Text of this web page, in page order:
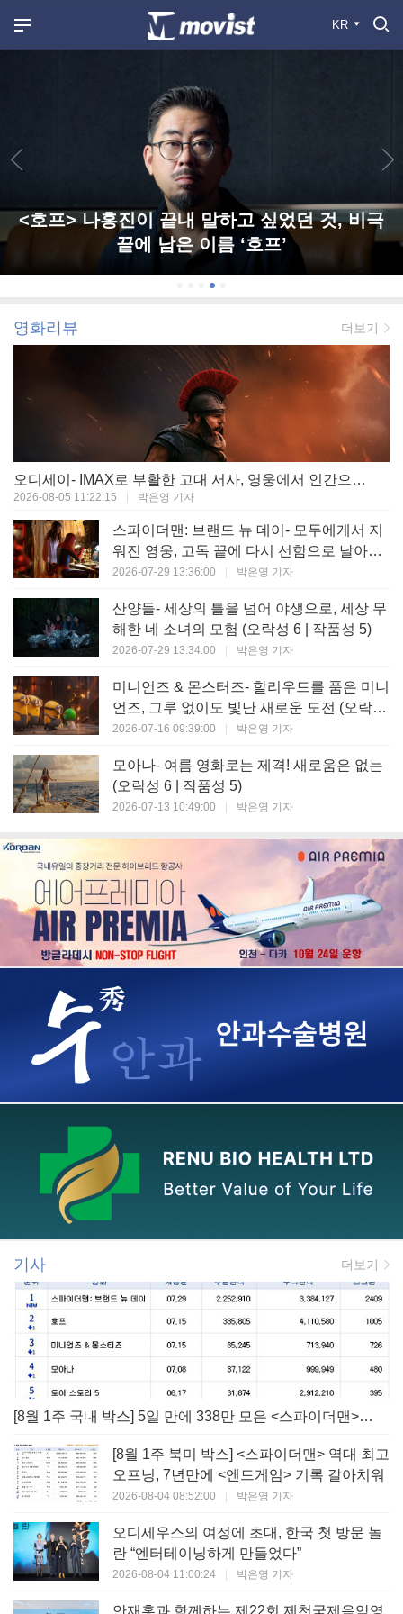
KR
<호프> 나홍진이 끝내 말하고 싶었던 것, 비극
끝에 남은 이름 ‘호프’
영화리뷰 더보기
오디세이- IMAX로 부활한 고대 서사, 영웅에서 인간으로의 귀환 (오락성 9 | 작품성 9)
2026-08-05 11:22:15 박은영 기자
스파이더맨: 브랜드 뉴 데이- 모두에게서 지
워진 영웅, 고독 끝에 다시 선함으로 날아오
르다 (오락성 8 | 작품성 8)
2026-07-29 13:36:00 박은영 기자
산양들- 세상의 틀을 넘어 야생으로, 세상 무
해한 네 소녀의 모험 (오락성 6 | 작품성 5)
2026-07-29 13:34:00 박은영 기자
미니언즈 & 몬스터즈- 할리우드를 품은 미니
언즈, 그루 없이도 빛난 새로운 도전 (오락성
7 | 작품성 6)
2026-07-16 09:39:00 박은영 기자
모아나- 여름 영화로는 제격! 새로움은 없는
(오락성 6 | 작품성 5)
2026-07-13 10:49:00 박은영 기자
기사 더보기
[8월 1주 국내 박스] 5일 만에 338만 모은 <스파이더맨> 극장가 235% 대반등, <호프>는 400만 돌파
[8월 1주 북미 박스] <스파이더맨> 역대 최고
오프닝, 7년만에 <엔드게임> 기록 갈아치워
2026-08-04 08:52:00 | 박은영 기자
오디세우스의 여정에 초대, 한국 첫 방문 놀
란 “엔터테이닝하게 만들었다”
2026-08-04 11:00:24 | 박은영 기자
안재홍과 함께하는 제22회 제천국제음악영